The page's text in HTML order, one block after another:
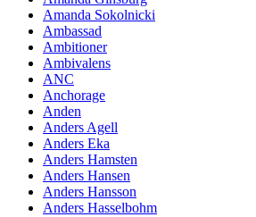
Amanda Sokolnicki
Ambassad
Ambitioner
Ambivalens
ANC
Anchorage
Anden
Anders Agell
Anders Eka
Anders Hamsten
Anders Hansen
Anders Hansson
Anders Hasselbohm